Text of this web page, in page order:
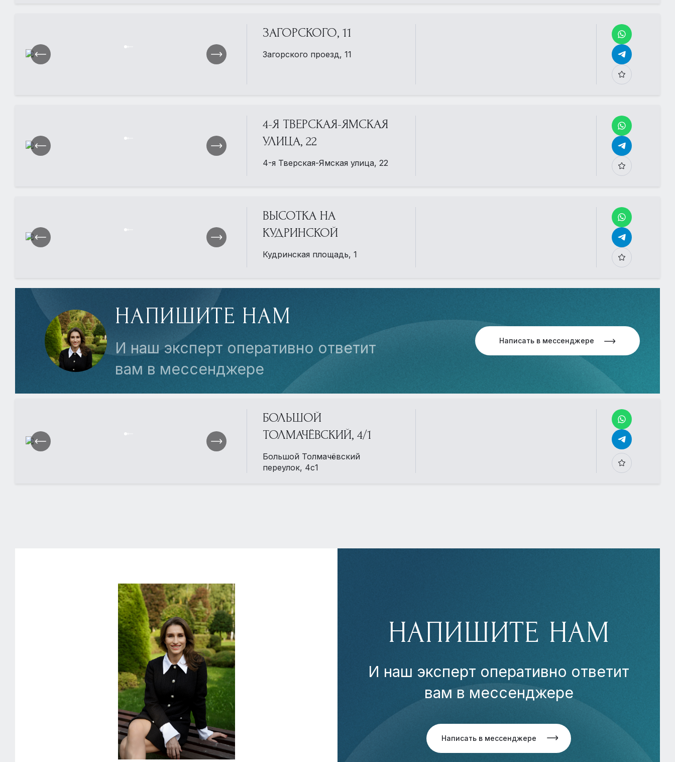
ЗАГОРСКОГО, 11
Загорского проезд, 11
4-Я ТВЕРСКАЯ-ЯМСКАЯ
УЛИЦА, 22
4-я Тверская-Ямская улица, 22
ВЫСОТКА НА
КУДРИНСКОЙ
Кудринская площадь, 1
НАПИШИТЕ НАМ
И наш эксперт оперативно ответит
вам в мессенджере
Написать в мессенджере
БОЛЬШОЙ
ТОЛМАЧЁВСКИЙ, 4/1
Большой Толмачёвский
переулок, 4с1
НАПИШИТЕ НАМ
И наш эксперт оперативно ответит
вам в мессенджере
Написать в мессенджере